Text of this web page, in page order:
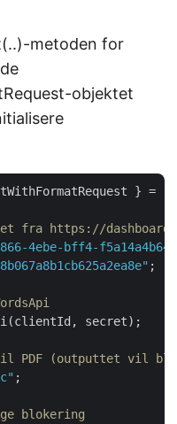
metoden for
objektet
} =
fra https://
4ebe-bff4-
;
secret);
til PDF (outputtet vil
;
blokering